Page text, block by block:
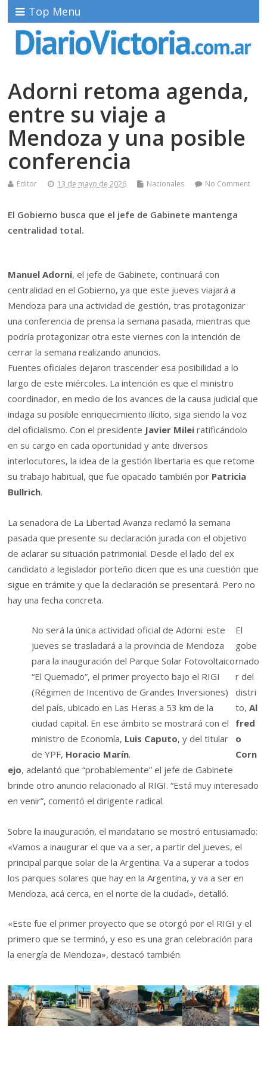
Top Menu
Adorni retoma agenda,
entre su viaje a
Mendoza y una posible
conferencia
Editor 13 de mayo de 2026 Nacionales No Comment
El Gobierno busca que el jefe de Gabinete mantenga
centralidad total.
Manuel Adorni, el jefe de Gabinete, continuará con
centralidad en el Gobierno, ya que este jueves viajará a
Mendoza para una actividad de gestión, tras protagonizar
una conferencia de prensa la semana pasada, mientras que
podría protagonizar otra este viernes con la intención de
cerrar la semana realizando anuncios.
Fuentes oficiales dejaron trascender esa posibilidad a lo
largo de este miércoles. La intención es que el ministro
coordinador, en medio de los avances de la causa judicial que
indaga su posible enriquecimiento ilícito, siga siendo la voz
del oficialismo. Con el presidente Javier Milei ratificándolo
en su cargo en cada oportunidad y ante diversos
interlocutores, la idea de la gestión libertaria es que retome
su trabajo habitual, que fue opacado también por Patricia
Bullrich.
La senadora de La Libertad Avanza reclamó la semana
pasada que presente su declaración jurada con el objetivo
de aclarar su situación patrimonial. Desde el lado del ex
candidato a legislador porteño dicen que es una cuestión que
sigue en trámite y que la declaración se presentará. Pero no
hay una fecha concreta.
No será la única actividad oficial de Adorni: este
jueves se trasladará a la provincia de Mendoza
para la inauguración del Parque Solar Fotovoltaico
“El Quemado”, el primer proyecto bajo el RIGI
(Régimen de Incentivo de Grandes Inversiones)
del país, ubicado en Las Heras a 53 km de la
ciudad capital. En ese ámbito se mostrará con el
ministro de Economía, Luis Caputo, y del titular
de YPF, Horacio Marín.
El
gobe
rnado
r del
distri
to, Al
fred
o
Corn
ejo, adelantó que “probablemente” el jefe de Gabinete
brinde otro anuncio relacionado al RIGI. “Está muy interesado
en venir”, comentó el dirigente radical.
Sobre la inauguración, el mandatario se mostró entusiamado:
«Vamos a inaugurar el que va a ser, a partir del jueves, el
principal parque solar de la Argentina. Va a superar a todos
los parques solares que hay en la Argentina, y va a ser en
Mendoza, acá cerca, en el norte de la ciudad», detalló.
«Este fue el primer proyecto que se otorgó por el RIGI y el
primero que se terminó, y eso es una gran celebración para
la energía de Mendoza», destacó también.